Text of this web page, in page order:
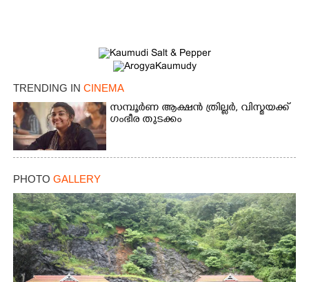
TRENDING IN CINEMA
സമ്പൂർണ ആക്ഷൻ ത്രില്ലർ,​ വിസ്മയക്ക്
ഗംഭീര തുടക്കം
PHOTO GALLERY